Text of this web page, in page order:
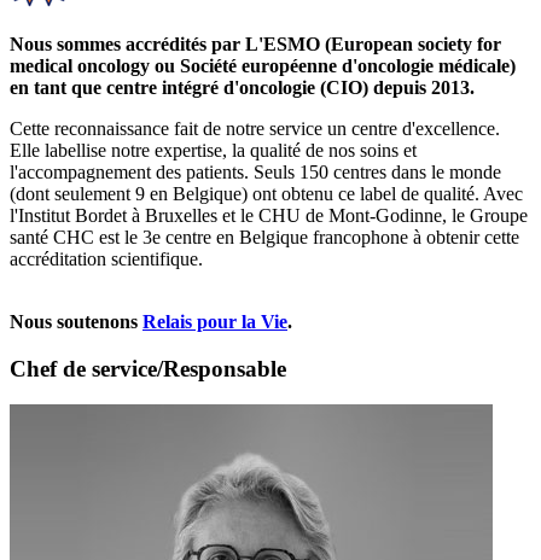
Nous sommes accrédités par L'ESMO (European society for
medical oncology ou Société européenne d'oncologie médicale)
en tant que centre intégré d'oncologie (CIO) depuis 2013.
Cette reconnaissance fait de notre service un centre d'excellence.
Elle labellise notre expertise, la qualité de nos soins et
l'accompagnement des patients. Seuls 150 centres dans le monde
(dont seulement 9 en Belgique) ont obtenu ce label de qualité. Avec
l'Institut Bordet à Bruxelles et le CHU de Mont-Godinne, le Groupe
santé CHC est le 3e centre en Belgique francophone à obtenir cette
accréditation scientifique.
Nous soutenons Relais pour la Vie.
Chef de service/Responsable